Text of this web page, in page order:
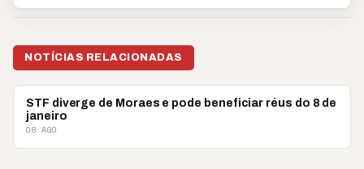
NOTÍCIAS RELACIONADAS
POLÍTICA
STF diverge de Moraes e pode beneficiar réus do 8 de
janeiro
08 AGO